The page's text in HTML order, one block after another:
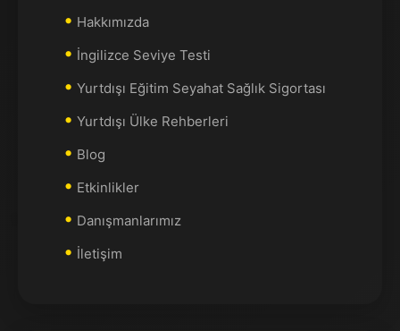
Hakkımızda
İngilizce Seviye Testi
Yurtdışı Eğitim Seyahat Sağlık Sigortası
Yurtdışı Ülke Rehberleri
Blog
Etkinlikler
Danışmanlarımız
İletişim